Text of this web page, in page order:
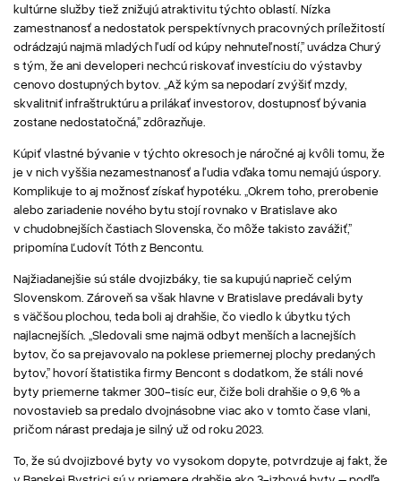
kultúrne služby tiež znižujú atraktivitu týchto oblastí. Nízka
zamestnanosť a nedostatok perspektívnych pracovných príležitostí
odrádzajú najmä mladých ľudí od kúpy nehnuteľností,” uvádza Churý
s tým, že ani developeri nechcú riskovať investíciu do výstavby
cenovo dostupných bytov. „Až kým sa nepodarí zvýšiť mzdy,
skvalitniť infraštruktúru a prilákať investorov, dostupnosť bývania
zostane nedostatočná,” zdôrazňuje.
Kúpiť vlastné bývanie v týchto okresoch je náročné aj kvôli tomu, že
je v nich vyššia nezamestnanosť a ľudia vďaka tomu nemajú úspory.
Komplikuje to aj možnosť získať hypotéku. „Okrem toho, prerobenie
alebo zariadenie nového bytu stojí rovnako v Bratislave ako
v chudobnejších častiach Slovenska, čo môže takisto zavážiť,”
pripomína Ľudovít Tóth z Bencontu.
Najžiadanejšie sú stále dvojizbáky, tie sa kupujú naprieč celým
Slovenskom. Zároveň sa však hlavne v Bratislave predávali byty
s väčšou plochou, teda boli aj drahšie, čo viedlo k úbytku tých
najlacnejších. „Sledovali sme najmä odbyt menších a lacnejších
bytov, čo sa prejavovalo na poklese priemernej plochy predaných
bytov,” hovorí štatistika firmy Bencont s dodatkom, že stáli nové
byty priemerne takmer 300-tisíc eur, čiže boli drahšie o 9,6 % a
novostavieb sa predalo dvojnásobne viac ako v tomto čase vlani,
pričom nárast predaja je silný už od roku 2023.
To, že sú dvojizbové byty vo vysokom dopyte, potvrdzuje aj fakt, že